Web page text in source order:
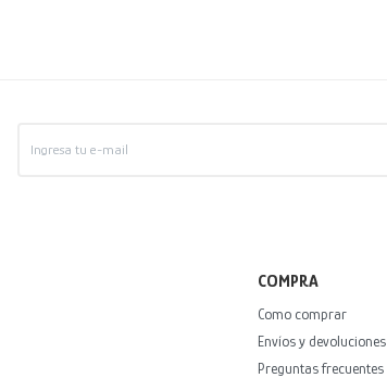
COMPRA
Como comprar
Envíos y devoluciones
Preguntas frecuentes